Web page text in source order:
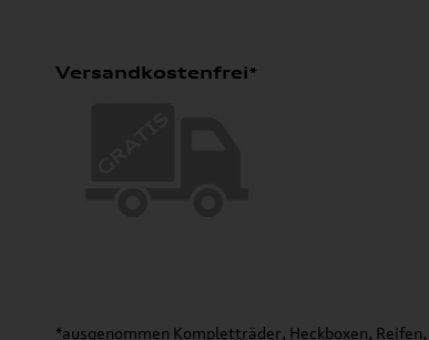
Versandkostenfrei*
*ausgenommen Kompletträder, Heckboxen, Reifen,